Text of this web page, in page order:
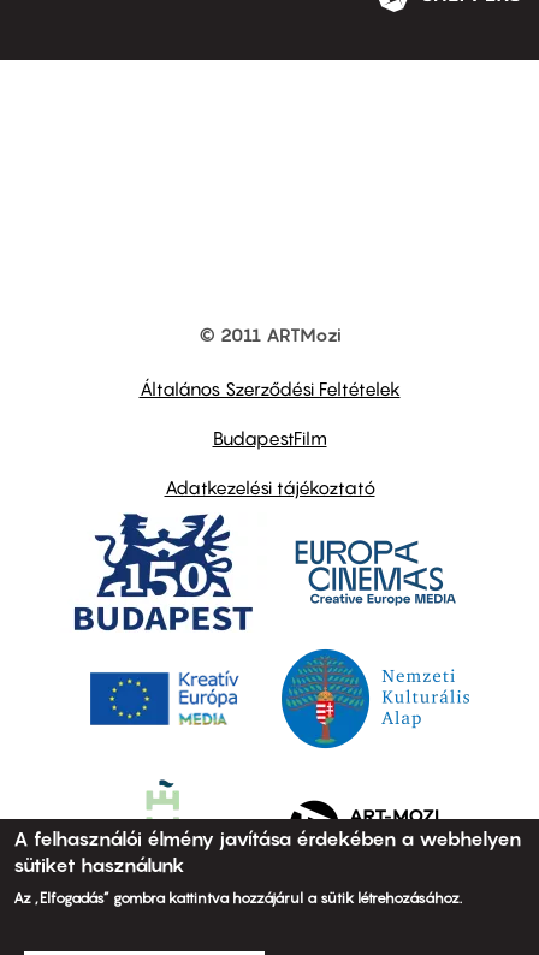
© 2011 ARTMozi
Általános Szerződési Feltételek
BudapestFilm
Adatkezelési tájékoztató
A felhasználói élmény javítása érdekében a webhelyen
sütiket használunk
Az „Elfogadás” gombra kattintva hozzájárul a sütik létrehozásához.